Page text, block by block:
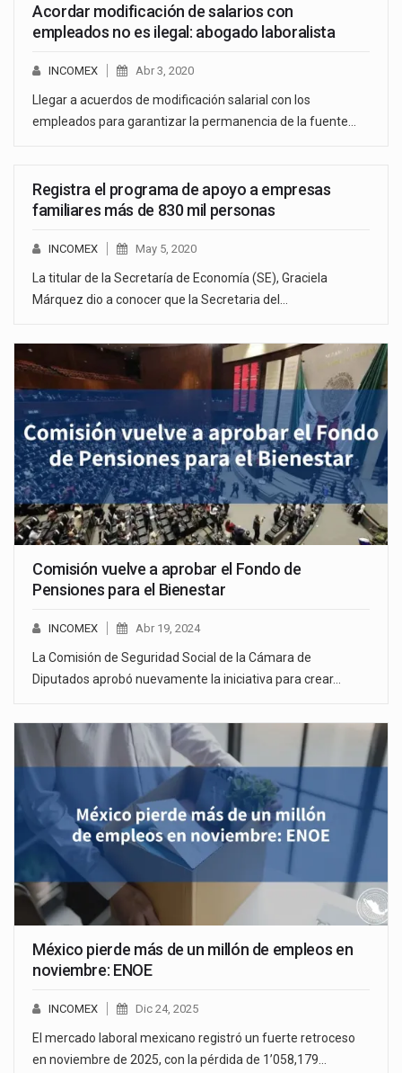
Acordar modificación de salarios con
empleados no es ilegal: abogado laboralista
INCOMEX Abr 3, 2020
Llegar a acuerdos de modificación salarial con los
empleados para garantizar la permanencia de la fuente…
Registra el programa de apoyo a empresas
familiares más de 830 mil personas
INCOMEX May 5, 2020
La titular de la Secretaría de Economía (SE), Graciela
Márquez dio a conocer que la Secretaria del…
Comisión vuelve a aprobar el Fondo de
Pensiones para el Bienestar
INCOMEX Abr 19, 2024
La Comisión de Seguridad Social de la Cámara de
Diputados aprobó nuevamente la iniciativa para crear…
México pierde más de un millón de empleos en
noviembre: ENOE
INCOMEX Dic 24, 2025
El mercado laboral mexicano registró un fuerte retroceso
en noviembre de 2025, con la pérdida de 1’058,179…